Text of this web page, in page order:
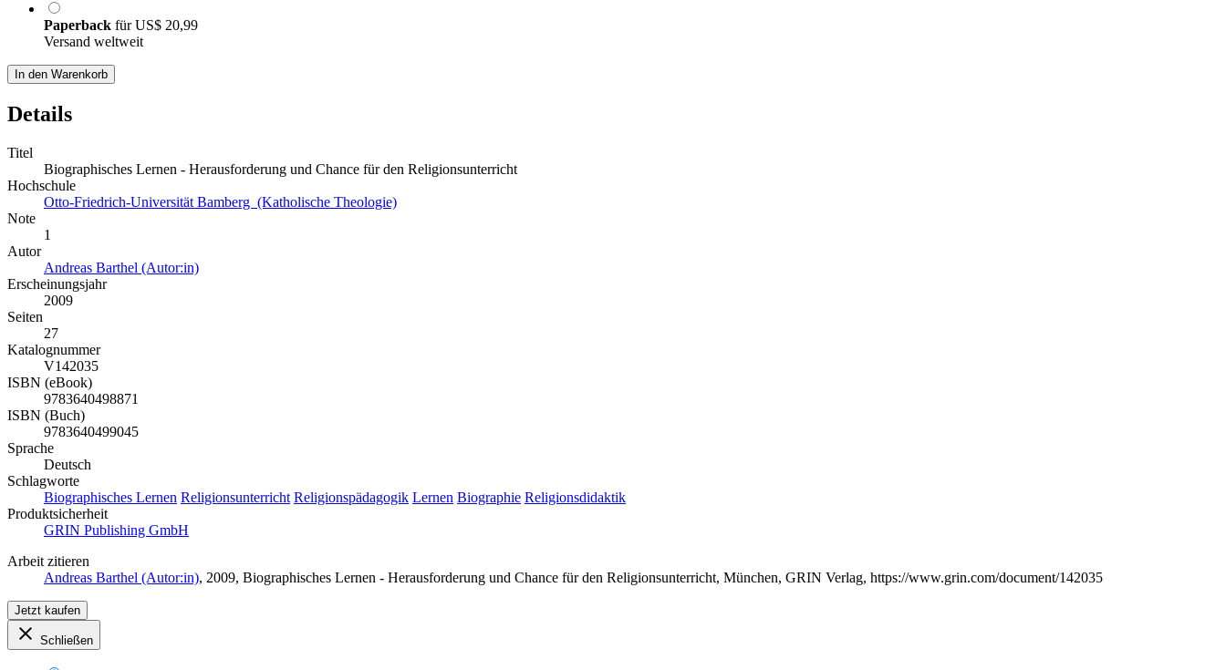
Paperback fürUS$ 20,99
Versand weltweit
In den Warenkorb
Details
Titel
Biographisches Lernen - Herausforderung und Chance für den Religionsunterricht
Hochschule
Otto-Friedrich-Universität Bamberg (Katholische Theologie)
Note
1
Autor
Andreas Barthel (Autor:in)
Erscheinungsjahr
2009
Seiten
27
Katalognummer
V142035
ISBN (eBook)
9783640498871
ISBN (Buch)
9783640499045
Sprache
Deutsch
Schlagworte
Biographisches Lernen Religionsunterricht Religionspädagogik Lernen Biographie Religionsdidaktik
Produktsicherheit
GRIN Publishing GmbH
Arbeit zitieren
Andreas Barthel (Autor:in), 2009, Biographisches Lernen - Herausforderung und Chance für den Religionsunterricht, München, GRIN Verlag, https://www.grin.com/document/142035
Jetzt kaufen
Schließen